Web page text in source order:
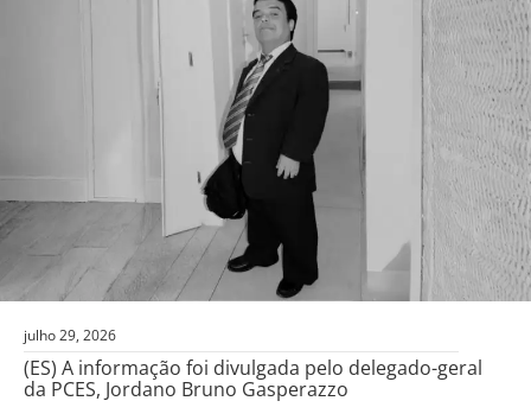
julho 29, 2026
(ES) A informação foi divulgada pelo delegado-geral
da PCES, Jordano Bruno Gasperazzo